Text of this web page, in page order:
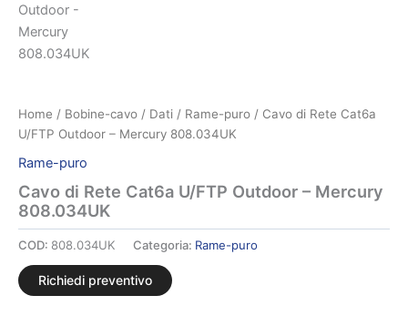
Home / Bobine-cavo / Dati / Rame-puro / Cavo di Rete Cat6a
U/FTP Outdoor – Mercury 808.034UK
Rame-puro
Cavo di Rete Cat6a U/FTP Outdoor – Mercury
808.034UK
COD: 808.034UK Categoria: Rame-puro
Richiedi preventivo